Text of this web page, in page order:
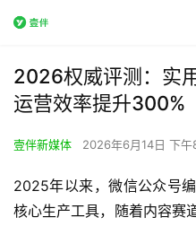
2026权威评测：实
运营效率提升300%
壹伴新媒体 2026年6月14日 下午
2025年以来，微信公众号
核心生产工具，随着内容赛